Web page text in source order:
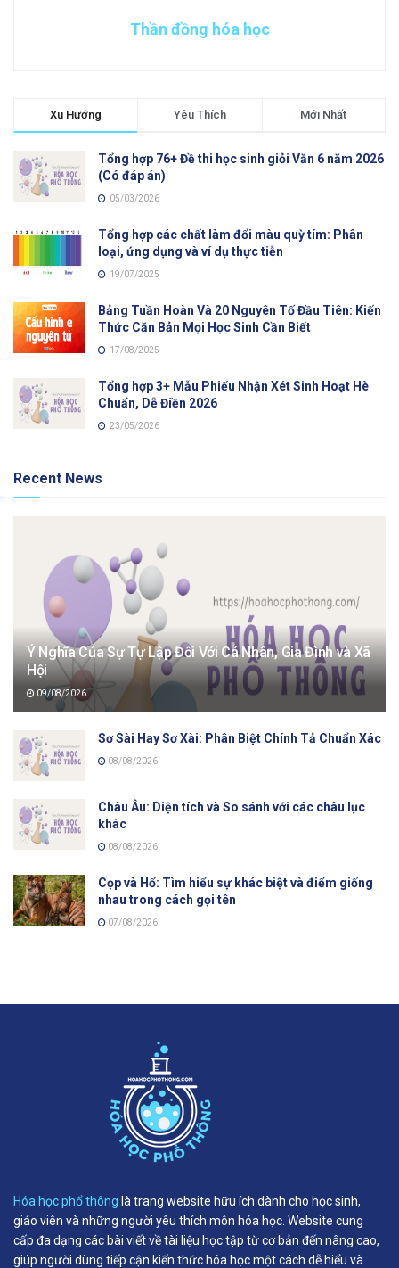
Thần đồng hóa học
Xu Hướng Yêu Thích Mới Nhất
Tổng hợp 76+ Đề thi học sinh giỏi Văn 6 năm 2026
(Có đáp án)
05/03/2026
Tổng hợp các chất làm đổi màu quỳ tím: Phân
loại, ứng dụng và ví dụ thực tiễn
19/07/2025
Bảng Tuần Hoàn Và 20 Nguyên Tố Đầu Tiên: Kiến
Thức Căn Bản Mọi Học Sinh Cần Biết
17/08/2025
Tổng hợp 3+ Mẫu Phiếu Nhận Xét Sinh Hoạt Hè
Chuẩn, Dễ Điền 2026
23/05/2026
Recent News
Ý Nghĩa Của Sự Tự Lập Đối Với Cá Nhân, Gia Đình và Xã
Hội
09/08/2026
Sơ Sài Hay Sơ Xài: Phân Biệt Chính Tả Chuẩn Xác
08/08/2026
Châu Âu: Diện tích và So sánh với các châu lục
khác
08/08/2026
Cọp và Hổ: Tìm hiểu sự khác biệt và điểm giống
nhau trong cách gọi tên
07/08/2026
Hóa học phổ thông là trang website hữu ích dành cho học sinh,
giáo viên và những người yêu thích môn hóa học. Website cung
cấp đa dạng các bài viết về tài liệu học tập từ cơ bản đến nâng cao,
giúp người dùng tiếp cận kiến thức hóa học một cách dễ hiểu và